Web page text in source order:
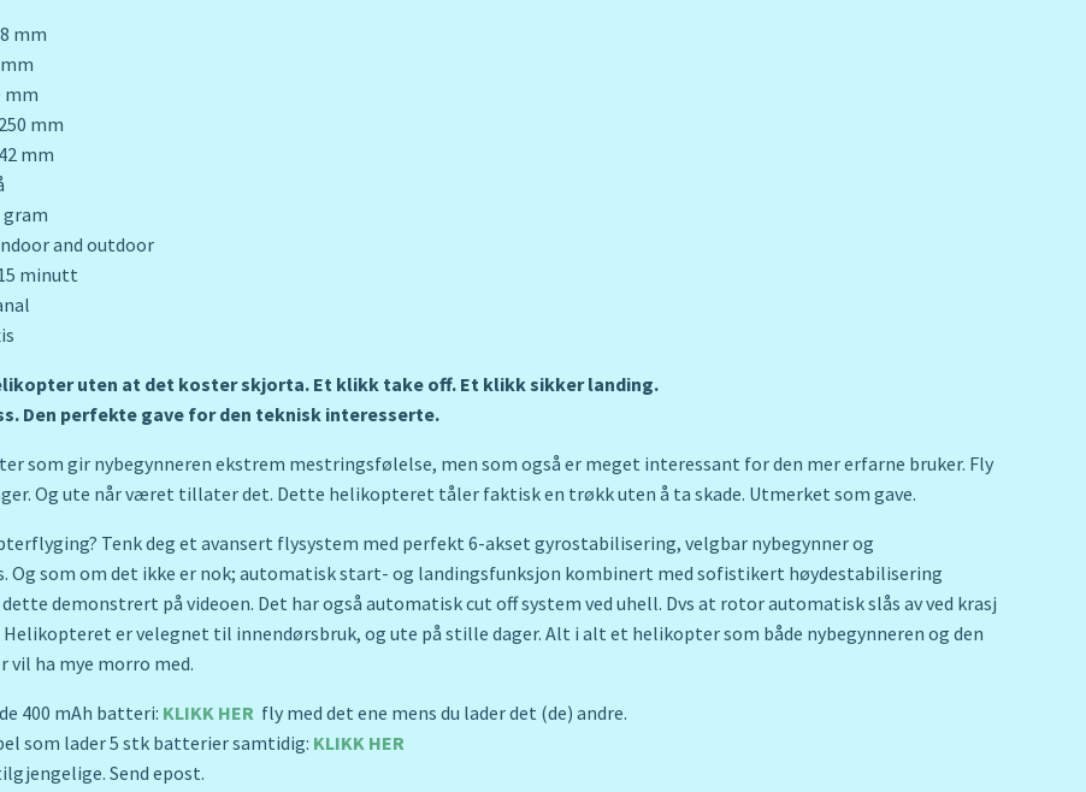
mm
mm
and outdoor
uten at det koster skjorta. Et klikk take off. Et klikk sikker landing.
Den perfekte gave for den teknisk interesserte.
som gir nybegynneren ekstrem mestringsfølelse, men som også er meget interessant for den mer erfarne bruker. Fly
Og ute når været tillater det. Dette helikopteret tåler faktisk en trøkk uten å ta skade. Utmerket som gave.
Tenk deg et avansert flysystem med perfekt 6-akset gyrostabilisering, velgbar nybegynner og
Og som om det ikke er nok; automatisk start- og landingsfunksjon kombinert med sofistikert høydestabilisering
demonstrert på videoen. Det har også automatisk cut off system ved uhell. Dvs at rotor automatisk slås av ved krasj
Helikopteret er velegnet til innendørsbruk, og ute på stille dager. Alt i alt et helikopter som både nybegynneren og den
vil ha mye morro med.
400 mAh batteri: KLIKK HER fly med det ene mens du lader det (de) andre.
som lader 5 stk batterier samtidig: KLIKK HER
Send epost.